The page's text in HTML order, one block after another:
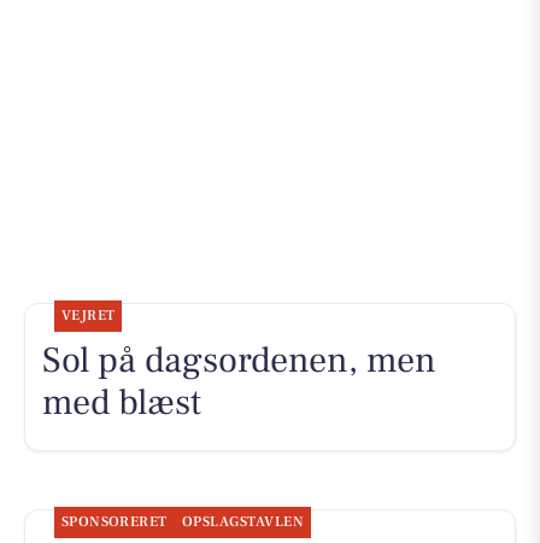
VEJRET
Sol på dagsordenen, men
med blæst
SPONSORERET OPSLAGSTAVLEN